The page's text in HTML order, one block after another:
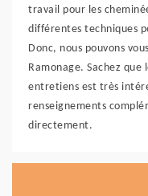
travail pour les
différentes techniques
Donc, nous pouvons
Ramonage. Sachez
entretiens est très
renseignements
directement.